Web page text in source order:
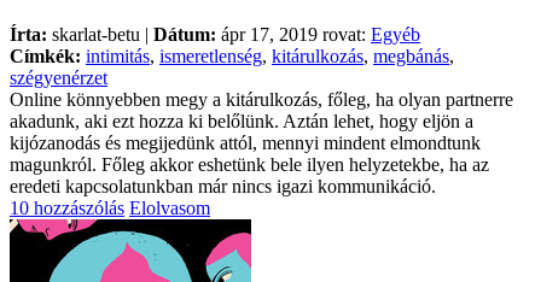
Írta: skarlat-betu | Dátum: ápr 17, 2019 rovat: Egyéb
Címkék: intimitás, ismeretlenség, kitárulkozás, megbánás,
szégyenérzet
Online könnyebben megy a kitárulkozás, főleg, ha olyan partnerre
akadunk, aki ezt hozza ki belőlünk. Aztán lehet, hogy eljön a
kijózanodás és megijedünk attól, mennyi mindent elmondtunk
magunkról. Főleg akkor eshetünk bele ilyen helyzetekbe, ha az
eredeti kapcsolatunkban már nincs igazi kommunikáció.
10 hozzászólás Elolvasom